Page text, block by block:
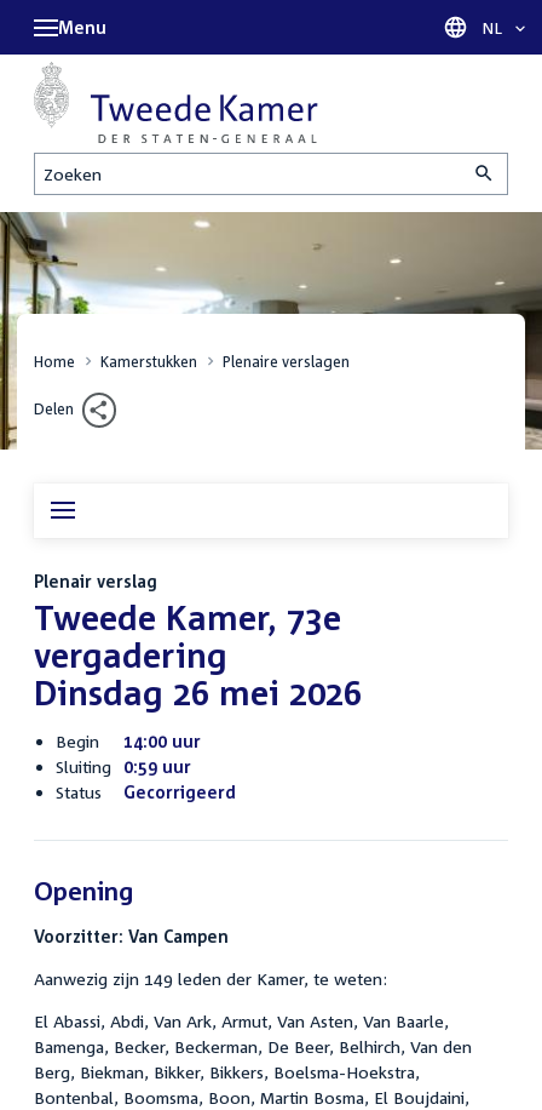
Zoeken
Menu Taal
NL
Home Kamerstukken Plenaire verslagen
Delen
Plenair verslag
Tweede Kamer, 73e
vergadering
Dinsdag 26 mei 2026
Begin
14:00 uur
Sluiting
0:59 uur
Status
Gecorrigeerd
Opening
Voorzitter: Van Campen
Aanwezig zijn 149 leden der Kamer, te weten:
El Abassi, Abdi, Van Ark, Armut, Van Asten, Van Baarle,
Bamenga, Becker, Beckerman, De Beer, Belhirch, Van den
Berg, Biekman, Bikker, Bikkers, Boelsma-Hoekstra,
Bontenbal, Boomsma, Boon, Martin Bosma, El Boujdaini,